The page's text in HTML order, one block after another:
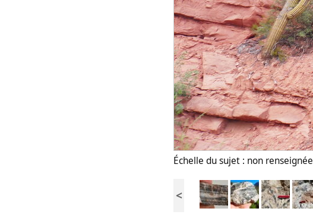
Échelle du sujet : non renseignée
<